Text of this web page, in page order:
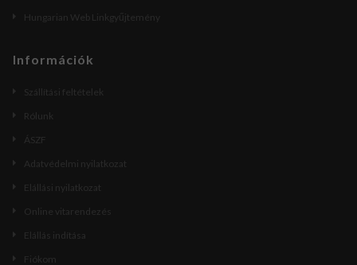
Hungarian Web Linkgyűjtemény
Információk
Szállítási feltételek
Rólunk
ÁSZF
Adatvédelmi nyilatkozat
Elállási nyilatkozat
Online vitarendezés
Elállás indítása
Fiókom